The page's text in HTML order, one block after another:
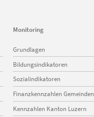
Monitoring
Navigation
überspringen
Grundlagen
Bildungsindikatoren
Sozialindikatoren
Finanzkennzahlen Gemeinden
Kennzahlen Kanton Luzern